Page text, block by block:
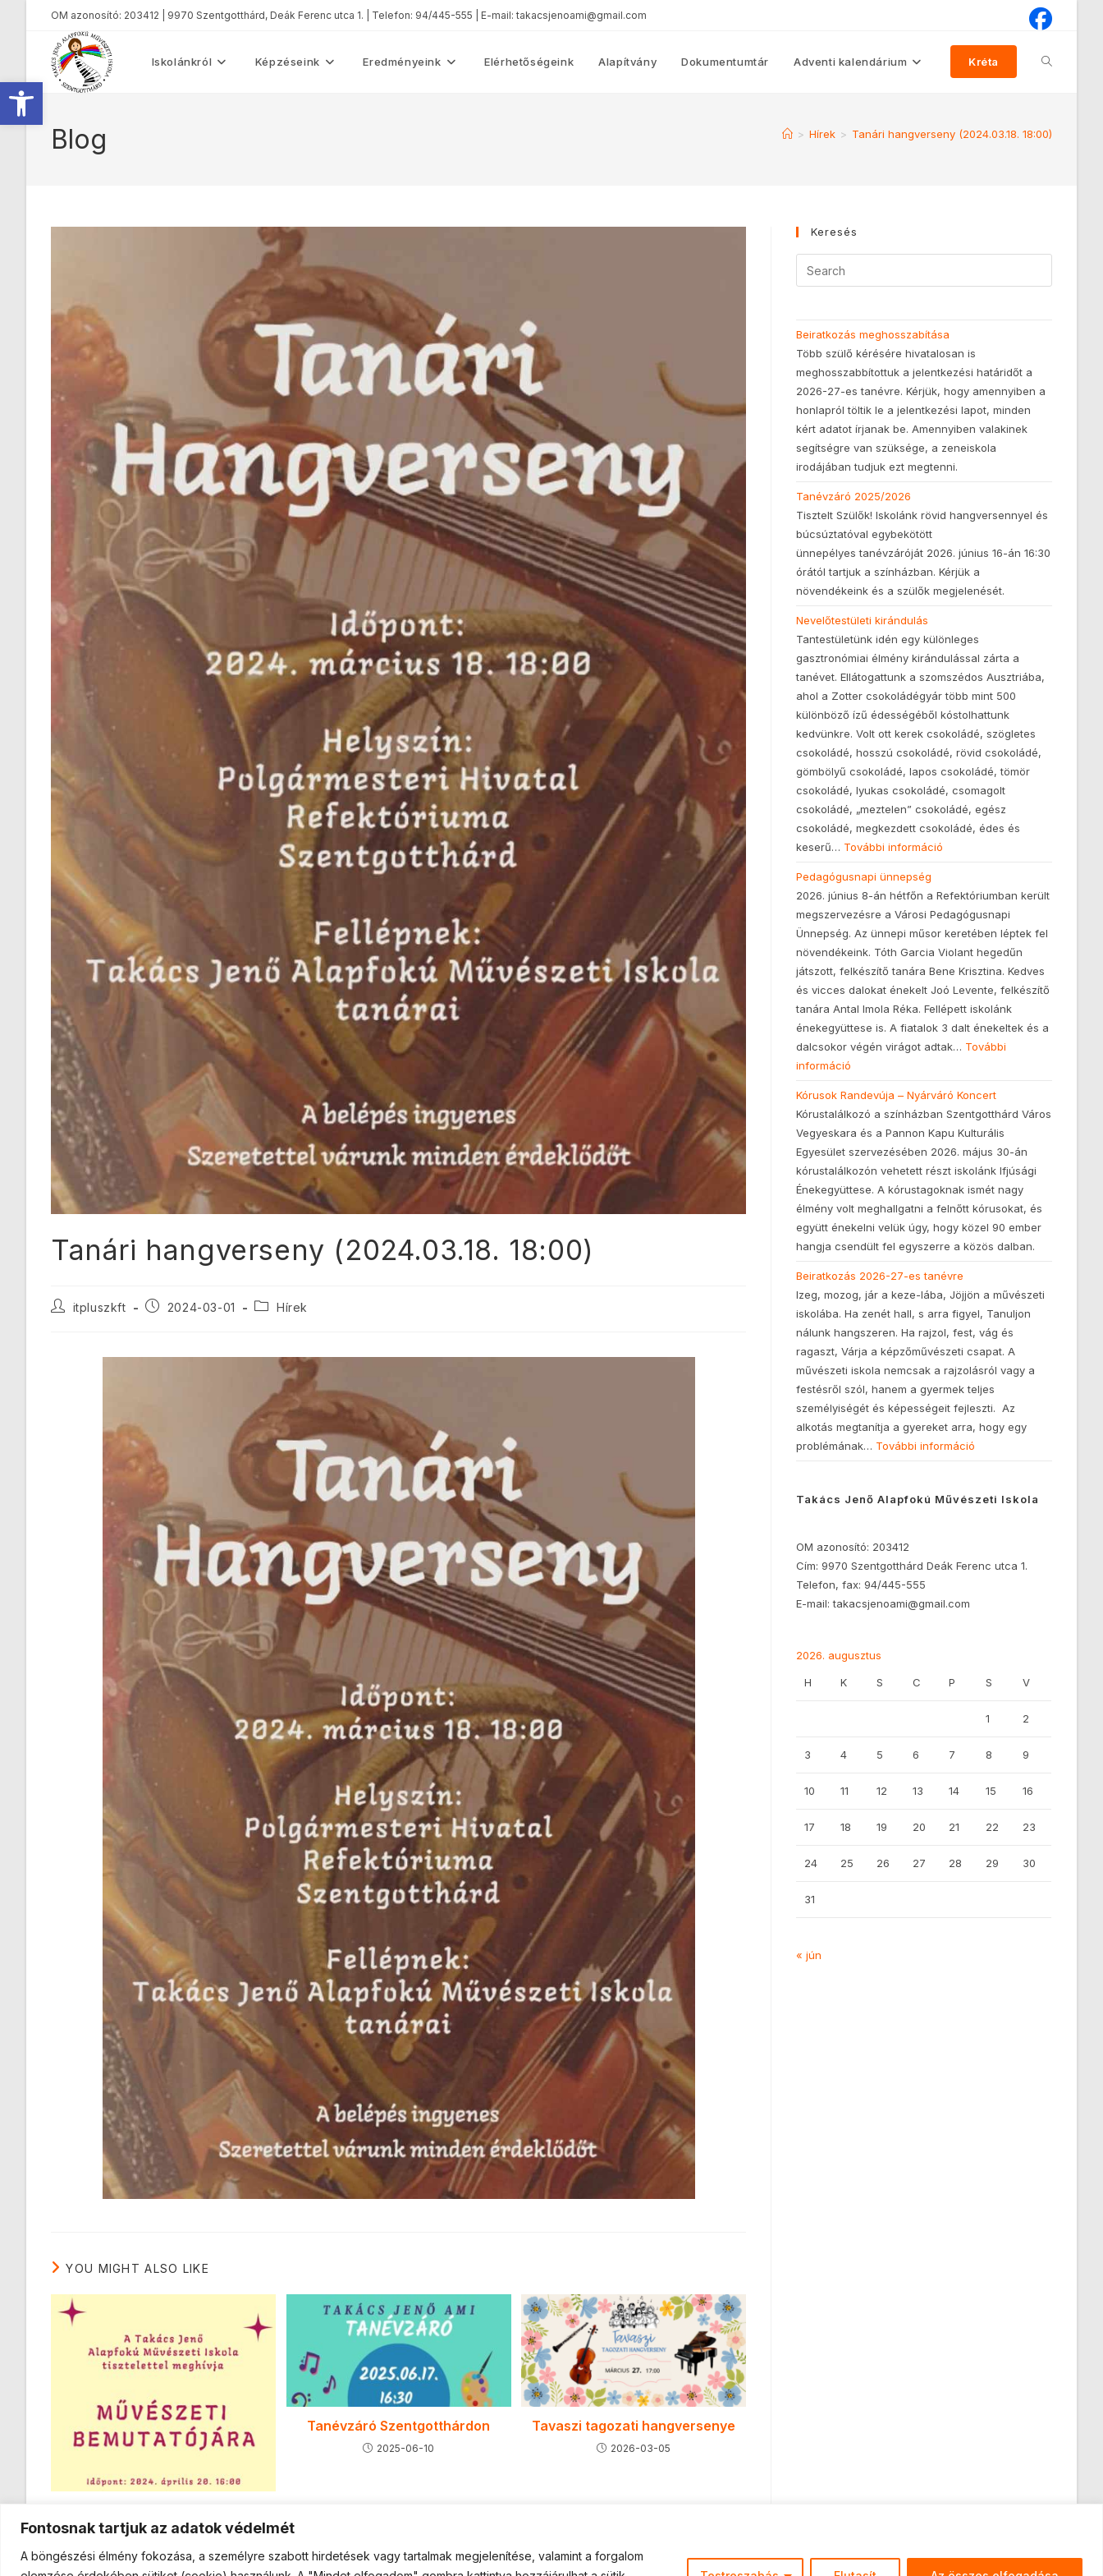
Eszköztár megnyitása
Fontosnak tartjuk az adatok védelmét
A böngészési élmény fokozása, a személyre szabott hirdetések vagy tartalmak megjelenítése, valamint a forgalom
OM azonosító: 203412 | 9970 Szentgotthárd, Deák Ferenc utca 1. | Telefon: 94/445-555 | E-mail: takacsjenoami@gmail.com
Iskolánkról Képzéseink Eredményeink Elérhetőségeink Alapítvány Dokumentumtár Adventi kalendárium Kréta
Blog > Hírek > Tanári hangverseny (2024.03.18. 18:00)
Tanári hangverseny (2024.03.18. 18:00)
itpluszkft 2024-03-01 Hírek
YOU MIGHT ALSO LIKE
2024-03-27
Tanévzáró Szentgotthárdon
2025-06-10
Tavaszi tagozati hangversenye
2026-03-05
Keresés
Beiratkozás meghosszabítása
Több szülő kérésére hivatalosan is
meghosszabbítottuk a jelentkezési határidőt a
2026-27-es tanévre. Kérjük, hogy amennyiben a
honlapról töltik le a jelentkezési lapot, minden
kért adatot írjanak be. Amennyiben valakinek
segítségre van szüksége, a zeneiskola
irodájában tudjuk ezt megtenni.
Tanévzáró 2025/2026
Tisztelt Szülők! Iskolánk rövid hangversennyel és
búcsúztatóval egybekötött
ünnepélyes tanévzáróját 2026. június 16-án 16:30
órától tartjuk a színházban. Kérjük a
növendékeink és a szülők megjelenését.
Nevelőtestületi kirándulás
Tantestületünk idén egy különleges
gasztronómiai élmény kirándulással zárta a
tanévet. Ellátogattunk a szomszédos Ausztriába,
ahol a Zotter csokoládégyár több mint 500
különböző ízű édességéből kóstolhattunk
kedvünkre. Volt ott kerek csokoládé, szögletes
csokoládé, hosszú csokoládé, rövid csokoládé,
gömbölyű csokoládé, lapos csokoládé, tömör
csokoládé, lyukas csokoládé, csomagolt
csokoládé, „meztelen” csokoládé, egész
csokoládé, megkezdett csokoládé, édes és
keserű… További információ
Pedagógusnapi ünnepség
2026. június 8-án hétfőn a Refektóriumban került
megszervezésre a Városi Pedagógusnapi
Ünnepség. Az ünnepi műsor keretében léptek fel
növendékeink. Tóth Garcia Violant hegedűn
játszott, felkészítő tanára Bene Krisztina. Kedves
és vicces dalokat énekelt Joó Levente, felkészítő
tanára Antal Imola Réka. Fellépett iskolánk
énekegyüttese is. A fiatalok 3 dalt énekeltek és a
dalcsokor végén virágot adtak… További
információ
Kórusok Randevúja – Nyárváró Koncert
Kórustalálkozó a színházban Szentgotthárd Város
Vegyeskara és a Pannon Kapu Kulturális
Egyesület szervezésében 2026. május 30-án
kórustalálkozón vehetett részt iskolánk Ifjúsági
Énekegyüttese. A kórustagoknak ismét nagy
élmény volt meghallgatni a felnőtt kórusokat, és
együtt énekelni velük úgy, hogy közel 90 ember
hangja csendült fel egyszerre a közös dalban.
Beiratkozás 2026-27-es tanévre
Izeg, mozog, jár a keze-lába, Jöjjön a művészeti
iskolába. Ha zenét hall, s arra figyel, Tanuljon
nálunk hangszeren. Ha rajzol, fest, vág és
ragaszt, Várja a képzőművészeti csapat. A
művészeti iskola nemcsak a rajzolásról vagy a
festésről szól, hanem a gyermek teljes
személyiségét és képességeit fejleszti. Az
alkotás megtanítja a gyereket arra, hogy egy
problémának… További információ
Takács Jenő Alapfokú Művészeti Iskola
OM azonosító: 203412
Cím: 9970 Szentgotthárd Deák Ferenc utca 1.
Telefon, fax: 94/445-555
E-mail: takacsjenoami@gmail.com
2026. augusztus
H K S C P S V
1 2
3 4 5 6 7 8 9
10 11 12 13 14 15 16
17 18 19 20 21 22 23
24 25 26 27 28 29 30
31
« jún